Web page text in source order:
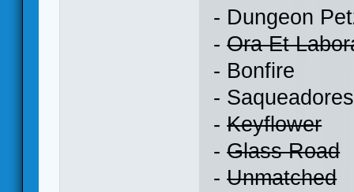
- Dungeon
-Ora Et
- Bonfire
-
-Keyflower
-Glass Road
-Unmatched